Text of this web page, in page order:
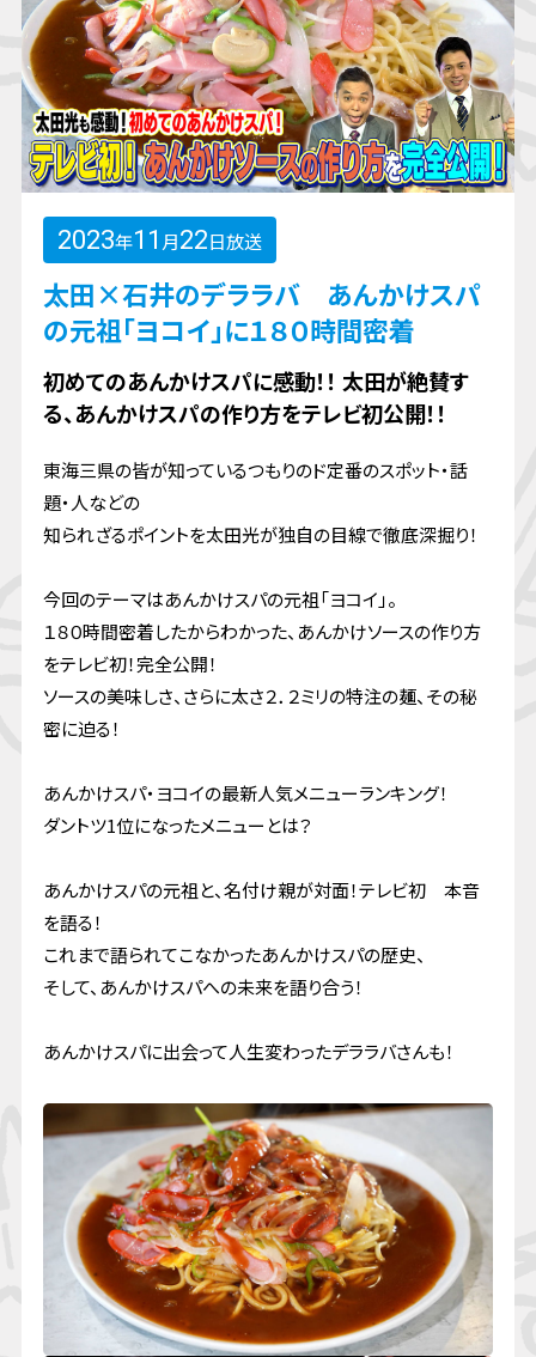
2023年11 月22日放送
太田×石井のデララバ あんかけスパ
の元祖「ヨコイ」に１８０時間密着
初めてのあんかけスパに感動！！ 太田が絶賛す
る、あんかけスパの作り方をテレビ初公開！！
東海三県の皆が知っているつもりのド定番のスポット・話
題・人などの
知られざるポイントを太田光が独自の目線で徹底深掘り！
今回のテーマはあんかけスパの元祖「ヨコイ」。
１８０時間密着したからわかった、あんかけソースの作り方
をテレビ初！完全公開！
ソースの美味しさ、さらに太さ２．２ミリの特注の麺、その秘
密に迫る！
あんかけスパ・ヨコイの最新人気メニューランキング！
ダントツ1位になったメニューとは？
あんかけスパの元祖と、名付け親が対面！テレビ初 本音
を語る！
これまで語られてこなかったあんかけスパの歴史、
そして、あんかけスパへの未来を語り合う！
あんかけスパに出会って人生変わったデララバさんも！